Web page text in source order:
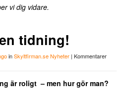
vi dig vidare.
tidning!
inSkyltfirman.se Nyheter | Kommentarer
är roligt – men hur gör man?